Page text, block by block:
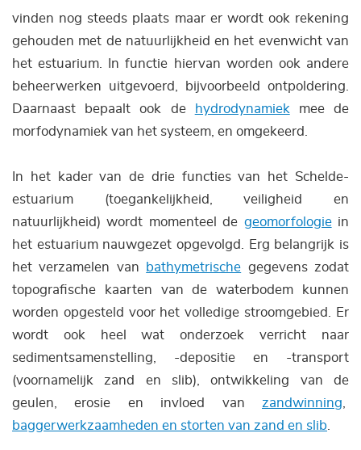
vinden nog steeds plaats maar er wordt ook rekening
gehouden met de natuurlijkheid en het evenwicht van
het estuarium. In functie hiervan worden ook andere
beheerwerken uitgevoerd, bijvoorbeeld ontpoldering.
Daarnaast bepaalt ook de
hydrodynamiek mee de
morfodynamiek van het systeem, en omgekeerd.
In het kader van de drie functies van het Schelde-
estuarium (toegankelijkheid, veiligheid en
natuurlijkheid) wordt momenteel de geomorfologiein
het estuarium nauwgezet opgevolgd. Erg belangrijk is
het verzamelen van
bathymetrische gegevens zodat
topografische kaarten van de waterbodem kunnen
worden opgesteld voor het volledige stroomgebied. Er
wordt ook heel wat onderzoek verricht naar
sedimentsamenstelling, -depositie en -transport
(voornamelijk zand en slib), ontwikkeling van de
geulen, erosie en invloed van zandwinning
baggerwerkzaamheden en storten van zand en slib